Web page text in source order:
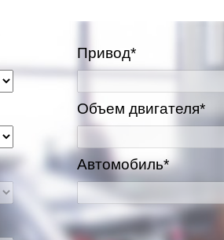
Привод*
Объем двигателя*
Автомобиль*